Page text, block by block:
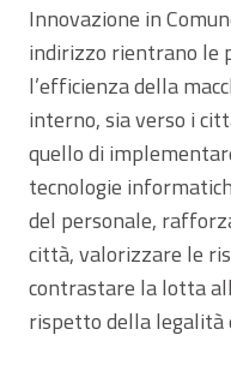
Innovazione in
indirizzo rientrano le
l’efficienza della
interno, sia verso i
quello di
tecnologie
del personale,
città, valorizzare le
contrastare la lotta
rispetto della legalità